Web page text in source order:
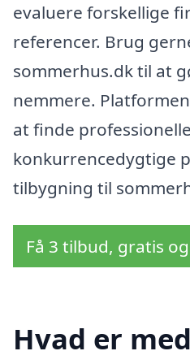
evaluere forskellige
referencer. Brug
sommerhus.dk til at
nemmere.
at finde
konkurrencedygtige
tilbygning til
Få 3 tilbud, gratis
Hvad er